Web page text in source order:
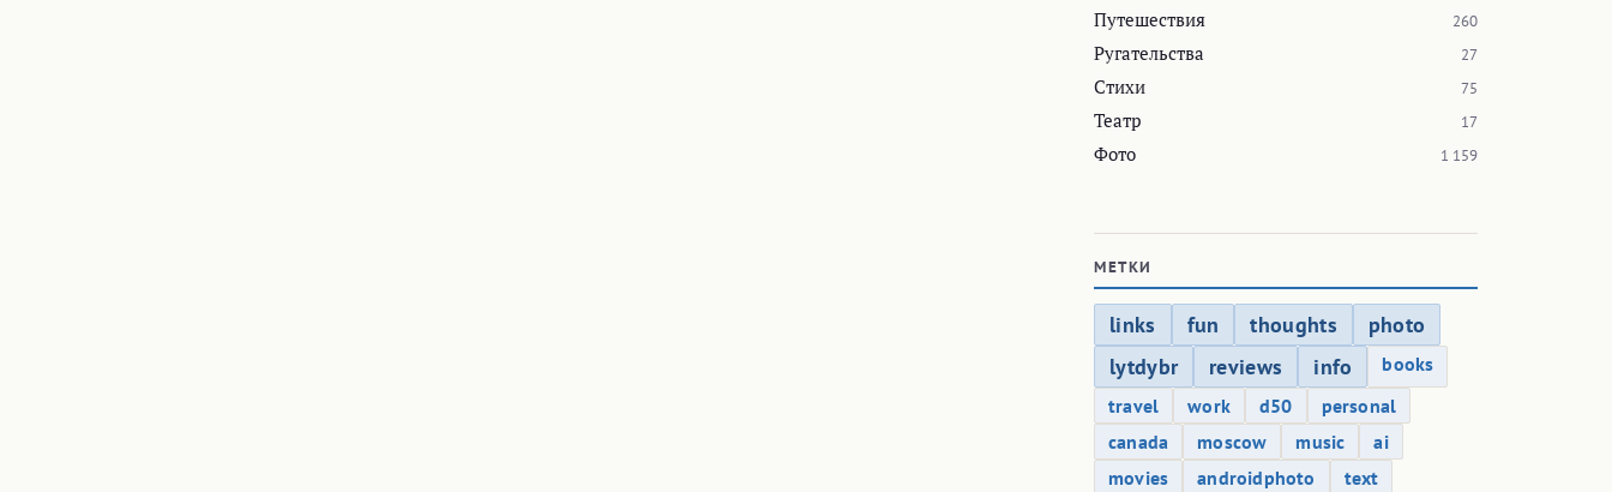
Путешествия 260
Ругательства 27
Стихи 75
Театр 17
Фото 1 159
МЕТКИ
links fun thoughts
photo
lytdybr
reviews info
books
travel
work d50
personal
canada
moscow music
ai
movies
androidphoto
text